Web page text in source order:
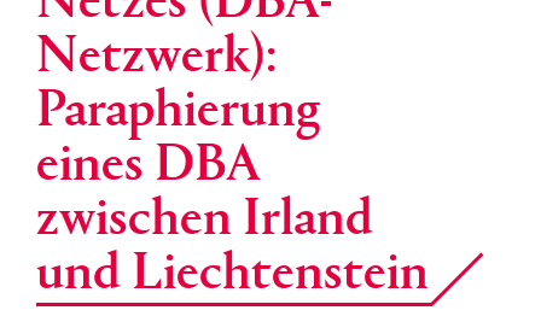
Netzwerk):
Paraphierung
eines DBA
zwischen Irland
und Liechtenstein